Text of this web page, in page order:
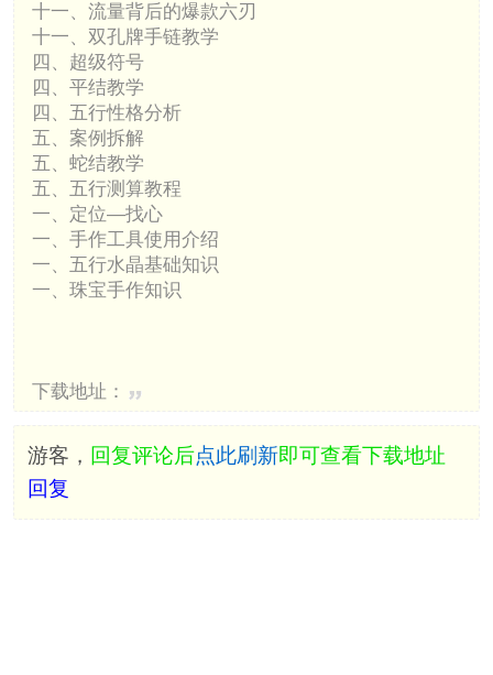
十一、流量背后的爆款六刃
十一、双孔牌手链教学
四、超级符号
四、平结教学
四、五行性格分析
五、案例拆解
五、蛇结教学
五、五行测算教程
一、定位—找心
一、手作工具使用介绍
一、五行水晶基础知识
一、珠宝手作知识
下载地址：
游客， 回复评论后点此刷新即可查看下载地址
回复